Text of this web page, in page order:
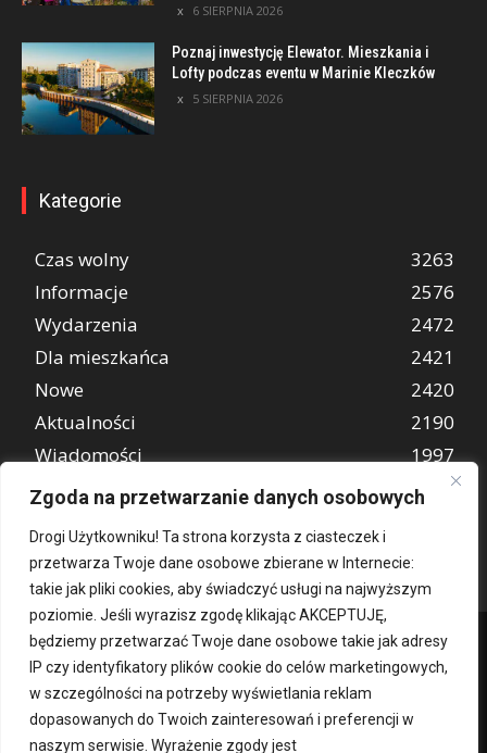
Zgoda na przetwarzanie danych osobowych
Drogi Użytkowniku! Ta strona korzysta z ciasteczek i
przetwarza Twoje dane osobowe zbierane w Internecie:
takie jak pliki cookies, aby świadczyć usługi na najwyższym
poziomie. Jeśli wyrazisz zgodę klikając AKCEPTUJĘ,
będziemy przetwarzać Twoje dane osobowe takie jak adresy
IP czy identyfikatory plików cookie do celów marketingowych,
w szczególności na potrzeby wyświetlania reklam
dopasowanych do Twoich zainteresowań i preferencji w
naszym serwisie. Wyrażenie zgody jest
6 SIERPNIA 2026
Poznaj inwestycję Elewator. Mieszkania i
Lofty podczas eventu w Marinie Kleczków
5 SIERPNIA 2026
Kategorie
Czas wolny
3263
Informacje
2576
Wydarzenia
2472
Dla mieszkańca
2421
Nowe
2420
Aktualności
2190
Wiadomości
1997
REKLAMA
849